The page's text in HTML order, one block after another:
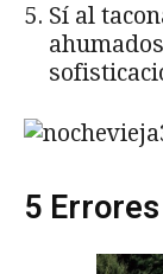
Sí al
5 Errores